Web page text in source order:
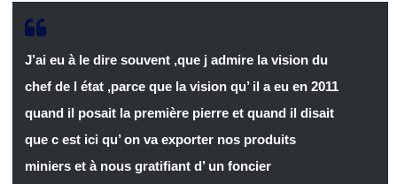
J’ai eu à le dire souvent ,que j admire la vision du
chef de l état ,parce que la vision qu’ il a eu en 2011
quand il posait la première pierre et quand il disait
que c est ici qu’ on va exporter nos produits
miniers et à nous gratifiant d’ un foncier